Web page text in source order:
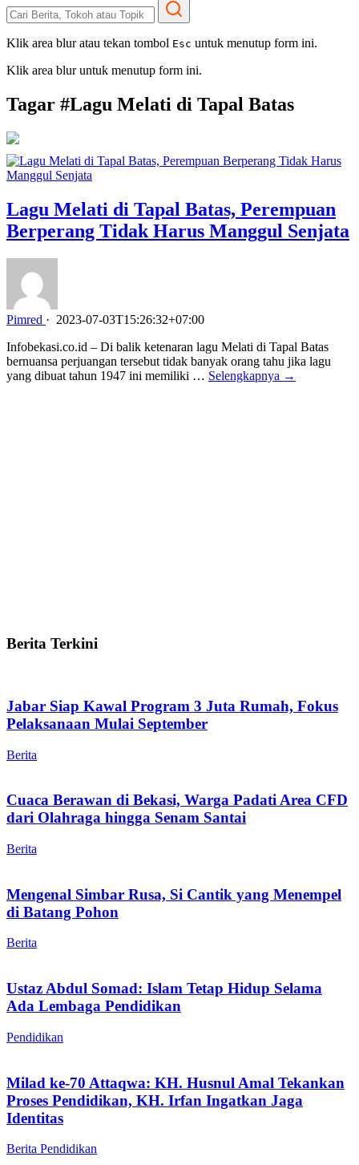
Klik area blur atau tekan tombol Esc untuk menutup form ini.
Klik area blur untuk menutup form ini.
Tagar #Lagu Melati di Tapal Batas
Lagu Melati di Tapal Batas, Perempuan
Berperang Tidak Harus Manggul Senjata
Pimred · 2023-07-03T15:26:32+07:00
Infobekasi.co.id – Di balik ketenaran lagu Melati di Tapal Batas
bernuansa perjuangan tersebut tidak banyak orang tahu jika lagu
yang dibuat tahun 1947 ini memiliki … Selengkapnya →
Berita Terkini
Jabar Siap Kawal Program 3 Juta Rumah, Fokus
Pelaksanaan Mulai September
Berita
Cuaca Berawan di Bekasi, Warga Padati Area CFD
dari Olahraga hingga Senam Santai
Berita
Mengenal Simbar Rusa, Si Cantik yang Menempel
di Batang Pohon
Berita
Ustaz Abdul Somad: Islam Tetap Hidup Selama
Ada Lembaga Pendidikan
Pendidikan
Milad ke-70 Attaqwa: KH. Husnul Amal Tekankan
Proses Pendidikan, KH. Irfan Ingatkan Jaga
Identitas
Berita Pendidikan